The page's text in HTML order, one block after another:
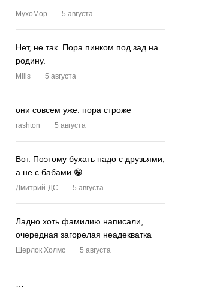
MyxoMop 5 августа
Нет, не так. Пора пинком под зад на
родину.
Mills 5 августа
они совсем уже. пора строже
rashton 5 августа
Вот. Поэтому бухать надо с друзьями,
а не с бабами 😁
Дмитрий-ДС 5 августа
Ладно хоть фамилию написали,
очередная загорелая неадекватка
Шерлок Холмс 5 августа